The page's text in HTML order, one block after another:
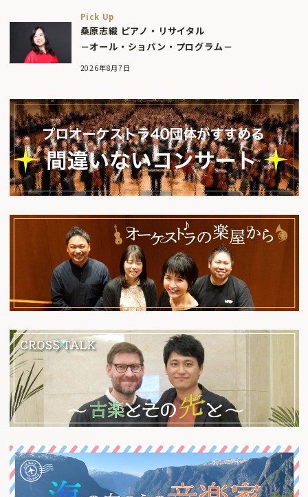
Pick Up
桑原志織 ピアノ・リサイタル
－オール・ショパン・プログラム－
2026年8月7日